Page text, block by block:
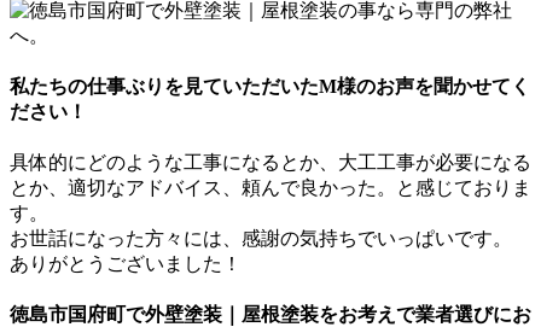
私たちの仕事ぶりを見ていただいたM様のお声を聞かせてく
ださい！
具体的にどのような工事になるとか、大工工事が必要になる
とか、適切なアドバイス、頼んで良かった。と感じておりま
す。
お世話になった方々には、感謝の気持ちでいっぱいです。
ありがとうございました！
徳島市国府町で外壁塗装｜屋根塗装をお考えで業者選びにお